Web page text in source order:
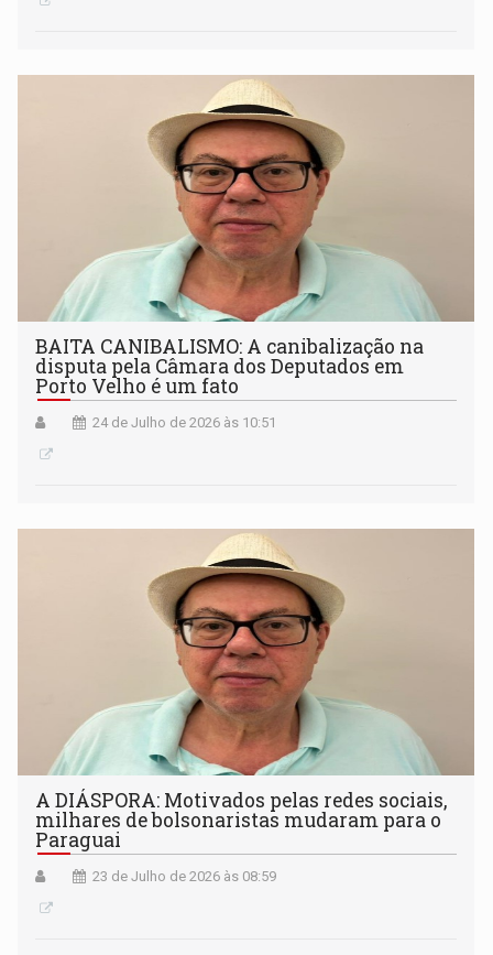
BAITA CANIBALISMO: A canibalização na
disputa pela Câmara dos Deputados em
Porto Velho é um fato
24 de Julho de 2026 às 10:51
A DIÁSPORA: Motivados pelas redes sociais,
milhares de bolsonaristas mudaram para o
Paraguai
23 de Julho de 2026 às 08:59